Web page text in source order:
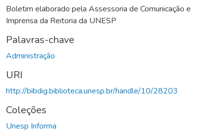
Boletim elaborado pela Assessoria de Comunicação e
Imprensa da Reitoria da UNESP
Palavras-chave
Administração
URI
http://bibdig.biblioteca.unesp.br/handle/10/28203
Coleções
Unesp Informa